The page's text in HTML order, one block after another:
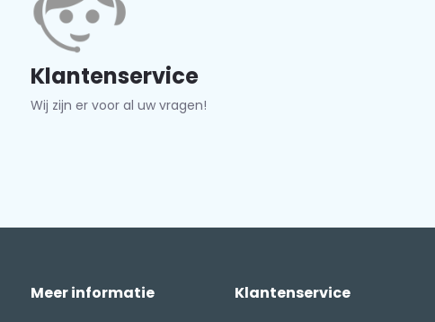
Klantenservice
Wij zijn er voor al uw vragen!
Meer informatie Klantenservice